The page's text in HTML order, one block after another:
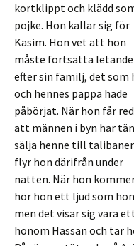
kortklippt och klädd
pojke. Hon kallar sig för
Kasim. Hon vet att hon
måste fortsätta
efter sin familj, det som
och hennes pappa hade
påbörjat. När hon får
att männen i byn har
sälja henne till
flyr hon därifrån under
natten. När hon
hör hon ett ljud som
men det visar sig vara
honom Hassan och tar